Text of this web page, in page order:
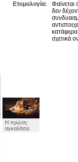
Ετυμολογία:
δεν
κατάφερα
σχετικά
Η πρώτη
αγκαλίτσα